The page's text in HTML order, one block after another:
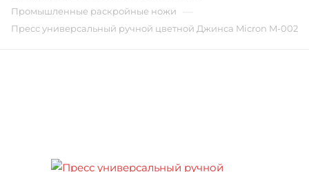
Промышленные раскройные ножи
Пресс универсальный ручной цветной Джинса Micron M-002